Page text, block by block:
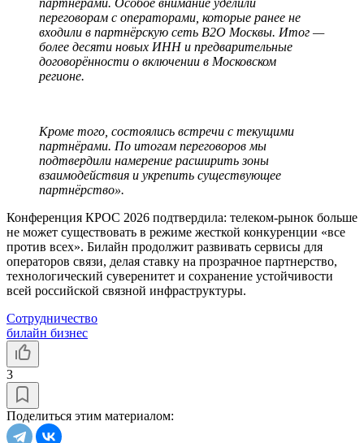
переговорам с операторами, которые ранее не
входили в партнёрскую сеть B2O Москвы. Итог —
более десяти новых ИНН и предварительные
договорённости о включении в Московском
регионе.
Кроме того, состоялись встречи с текущими
партнёрами. По итогам переговоров мы
подтвердили намерение расширить зоны
взаимодействия и укрепить существующее
партнёрство».
Конференция КРОС 2026 подтвердила: телеком-рынок больше
не может существовать в режиме жесткой конкуренции «все
против всех». Билайн продолжит развивать сервисы для
операторов связи, делая ставку на прозрачное партнерство,
технологический суверенитет и сохранение устойчивости
всей российской связной инфраструктуры.
Сотрудничество
билайн бизнес
3
Поделиться этим материалом: